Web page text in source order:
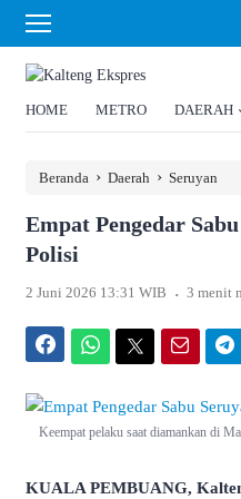
HOME METRO DAERAH
Beranda › Daerah › Seruyan
Empat Pengedar
Polisi
2 Juni 2026 13:31 WIB . 3 menit
Keempat pelaku saat diamankan di
KUALA PEMBUANG,